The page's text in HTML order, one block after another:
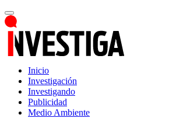
Inicio
Investigación
Investigando
Publicidad
Medio Ambiente